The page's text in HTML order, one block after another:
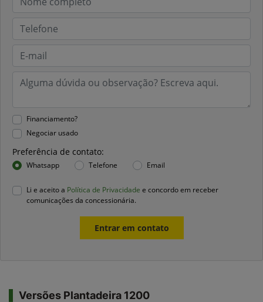
Financiamento?
Negociar usado
Preferência de contato:
Whatsapp Telefone Email
Li e aceito a Política de Privacidade e concordo em receber
comunicações da concessionária.
Entrar em contato
Versões Plantadeira 1200